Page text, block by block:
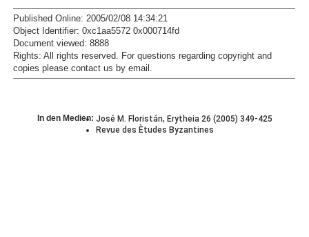
Published Online: 2005/02/08 14:34:21
Object Identifier: 0xc1aa5572 0x000714fd
Document viewed: 8888
Rights: All rights reserved.
For questions regarding copyright and
copies please contact us by email
In den Medien: José M. Floristán, Erytheia 26 (2005) 349-425
Revue des Ètudes Byzantines